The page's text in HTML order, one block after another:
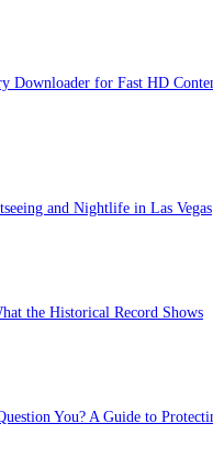
Downloader for Fast HD
and Nightlife in Las Vegas
the Historical Record Shows
You? A Guide to